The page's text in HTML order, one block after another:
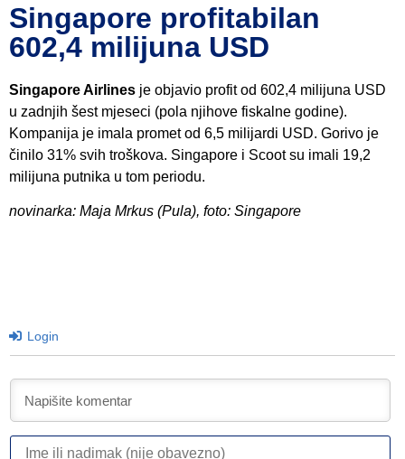
Singapore profitabilan
602,4 milijuna USD
Singapore Airlines je objavio profit od 602,4 milijuna USD
u zadnjih šest mjeseci (pola njihove fiskalne godine).
Kompanija je imala promet od 6,5 milijardi USD. Gorivo je
činilo 31% svih troškova. Singapore i Scoot su imali 19,2
milijuna putnika u tom periodu.
novinarka: Maja Mrkus (Pula), foto: Singapore
Login